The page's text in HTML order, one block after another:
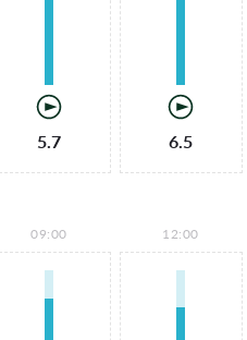
5.7 6.5
09:00 12:00